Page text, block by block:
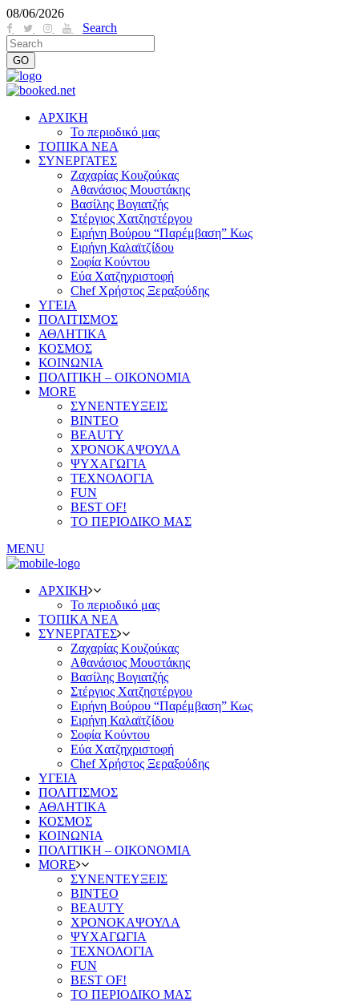
08/06/2026
Search
ΑΡΧΙΚΗ
Το περιοδικό μας
ΤΟΠΙΚΑ ΝΕΑ
ΣΥΝΕΡΓΑΤΕΣ
Ζαχαρίας Κουζούκας
Αθανάσιος Μουστάκης
Βασίλης Βογιατζής
Στέργιος Χατζηστέργου
Ειρήνη Βούρου “Παρέμβαση” Κως
Ειρήνη Καλαϊτζίδου
Σοφία Κούντου
Εύα Χατζηχριστοφή
Chef Χρήστος Ξεραξούδης
ΥΓΕΙΑ
ΠΟΛΙΤΙΣΜΟΣ
ΑΘΛΗΤΙΚΑ
ΚΟΣΜΟΣ
ΚΟΙΝΩΝΙΑ
ΠΟΛΙΤΙΚΗ – ΟΙΚΟΝΟΜΙΑ
MORE
ΣΥΝΕΝΤΕΥΞΕΙΣ
ΒΙΝΤΕΟ
BEAUTY
ΧΡΟΝΟΚΑΨΟΥΛΑ
ΨΥΧΑΓΩΓΙΑ
ΤΕΧΝΟΛΟΓΙΑ
FUN
BEST OF!
ΤΟ ΠΕΡΙΟΔΙΚΟ ΜΑΣ
MENU
ΑΡΧΙΚΗ
Το περιοδικό μας
ΤΟΠΙΚΑ ΝΕΑ
ΣΥΝΕΡΓΑΤΕΣ
Ζαχαρίας Κουζούκας
Αθανάσιος Μουστάκης
Βασίλης Βογιατζής
Στέργιος Χατζηστέργου
Ειρήνη Βούρου “Παρέμβαση” Κως
Ειρήνη Καλαϊτζίδου
Σοφία Κούντου
Εύα Χατζηχριστοφή
Chef Χρήστος Ξεραξούδης
ΥΓΕΙΑ
ΠΟΛΙΤΙΣΜΟΣ
ΑΘΛΗΤΙΚΑ
ΚΟΣΜΟΣ
ΚΟΙΝΩΝΙΑ
ΠΟΛΙΤΙΚΗ – ΟΙΚΟΝΟΜΙΑ
MORE
ΣΥΝΕΝΤΕΥΞΕΙΣ
ΒΙΝΤΕΟ
BEAUTY
ΧΡΟΝΟΚΑΨΟΥΛΑ
ΨΥΧΑΓΩΓΙΑ
ΤΕΧΝΟΛΟΓΙΑ
FUN
BEST OF!
ΤΟ ΠΕΡΙΟΔΙΚΟ ΜΑΣ